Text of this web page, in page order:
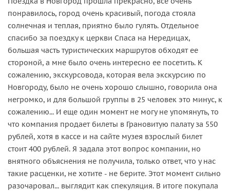
понравилось, город очень красивый, погода стояла
солнечная и теплая, приятно было гулять. Отдельное
спасибо за поездку к церкви Спаса на Нередицах,
большая часть туристических маршрутов обходят ее
стороной, а мне было очень интересно ее посетить. К
сожалению, экскурсовода, которая вела экскурсию по
Новгороду, было не очень хорошо слышно, говорила она
негромко, и для большой группы в 25 человек это минус, к
сожалению... И еще один момент не могу не упомянуть, то
что компания продает билеты в Грановитую палату за 550
рублей, хотя в кассе и на сайте музея взрослый билет
стоит 400 рублей. Я задала этот вопрос компании, но
внятного объяснения не получила, только ответ, что у нас
такие расценки, не хотите - не берите. Этот момент сильно
разочаровал... выглядит как спекуляция. В итоге покупала